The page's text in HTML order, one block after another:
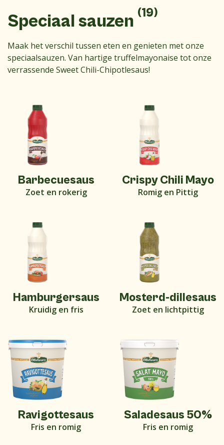
Speciaal sauzen (19)
Maak het verschil tussen eten en genieten met onze
speciaalsauzen. Van hartige truffelmayonaise tot onze
verrassende Sweet Chili-Chipotlesaus!
Barbecuesaus
Zoet en rokerig
Crispy Chili Mayo
Romig en Pittig
Hamburgersaus
Kruidig en fris
Mosterd-dillesaus
Zoet en lichtpittig
Ravigottesaus
Fris en romig
Saladesaus 50%
Fris en romig